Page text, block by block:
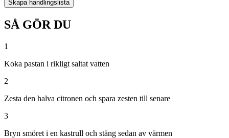
Skapa handlingslista
SÅ GÖR DU
1
Koka pastan i rikligt saltat vatten
2
Zesta den halva citronen och spara zesten till senare
3
Bryn smöret i en kastrull och stäng sedan av värmen